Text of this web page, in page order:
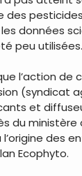
des
données
peu utilisées.
l’action de
(syndicat
et
du ministère
l’origine des
Ecophyto.